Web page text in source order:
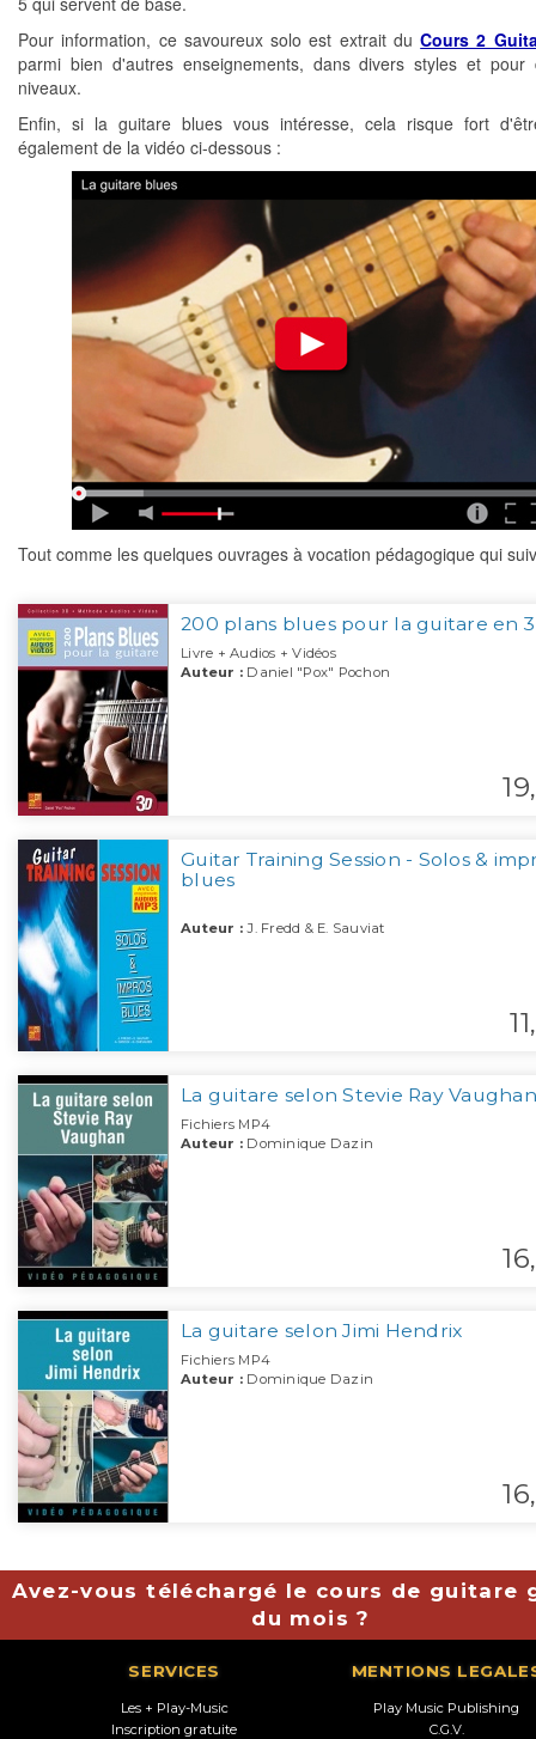
Pour information, ce savoureux solo est extrait duCours 2
parmi bien d'autres enseignements, dans divers styles et pour
niveaux.
Enfin, si la guitare blues vous intéresse, cela risque fort
également de la vidéo ci-dessous :
Tout comme les quelques ouvrages à vocation pédagogique qui
200 plans blues pour la guitare en
Livre + Audios + Vidéos
Auteur : Daniel "Pox" Pochon
19,
Guitar Training Session - Solos &
blues
Auteur : J. Fredd & E. Sauviat
11,
La guitare selon Stevie Ray Vaughan
Fichiers MP4
Auteur : Dominique Dazin
16,
La guitare selon Jimi Hendrix
Fichiers MP4
Auteur : Dominique Dazin
16,
Avez-vous téléchargé le cours de guitare
du mois ?
SERVICES
Les + Play-Music
Inscription gratuite
MENTIONS
Play Music Publishing
C.G.V.